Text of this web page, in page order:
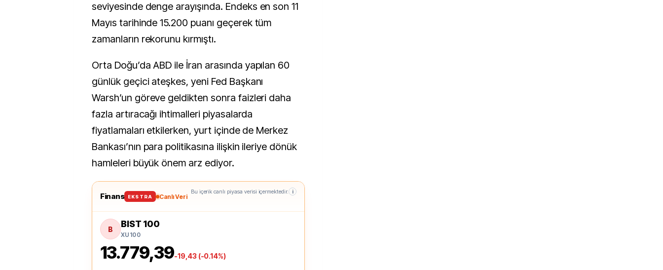
seviyesinde denge arayışında. Endeks en son 11
Mayıs tarihinde 15.200 puanı geçerek tüm
zamanların rekorunu kırmıştı.
Orta Doğu’da ABD ile İran arasında yapılan 60
günlük geçici ateşkes, yeni Fed Başkanı
Warsh’un göreve geldikten sonra faizleri daha
fazla artıracağı ihtimalleri piyasalarda
fiyatlamaları etkilerken, yurt içinde de Merkez
Bankası’nın para politikasına ilişkin ileriye dönük
hamleleri büyük önem arz ediyor.
Finans EKSTRA Canlı Veri
Bu içerik canlı piyasa verisi içermektedir. i
B BIST 100
XU100
13.779,39-19,43 (-0.14%)